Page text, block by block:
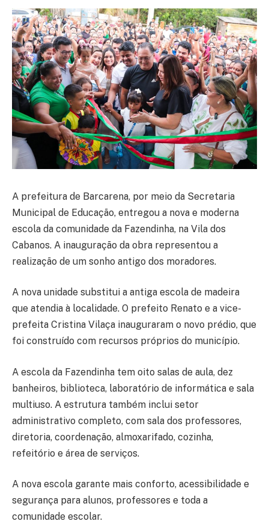
A prefeitura de Barcarena, por meio da Secretaria
Municipal de Educação, entregou a nova e moderna
escola da comunidade da Fazendinha, na Vila dos
Cabanos. A inauguração da obra representou a
realização de um sonho antigo dos moradores.
A nova unidade substitui a antiga escola de madeira
que atendia à localidade. O prefeito Renato e a vice-
prefeita Cristina Vilaça inauguraram o novo prédio, que
foi construído com recursos próprios do município.
A escola da Fazendinha tem oito salas de aula, dez
banheiros, biblioteca, laboratório de informática e sala
multiuso. A estrutura também inclui setor
administrativo completo, com sala dos professores,
diretoria, coordenação, almoxarifado, cozinha,
refeitório e área de serviços.
A nova escola garante mais conforto, acessibilidade e
segurança para alunos, professores e toda a
comunidade escolar.